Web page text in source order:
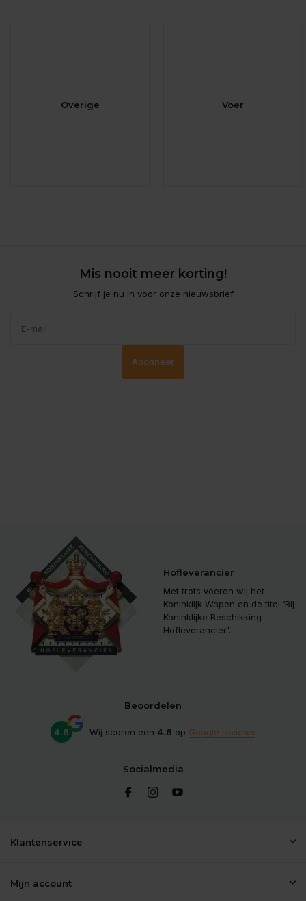
Overige Voer
Mis nooit meer korting!
Schrijf je nu in voor onze nieuwsbrief
Abonneer
Hofleverancier
Met trots voeren wij het
Koninklijk Wapen en de titel ‘Bij
Koninklijke Beschikking
Hofleverancier'.
Beoordelen
4.6 Wij scoren een 4.6 op Google reviews
Socialmedia
Klantenservice
Mijn account